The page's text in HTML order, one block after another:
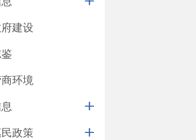
建设
环境
政策